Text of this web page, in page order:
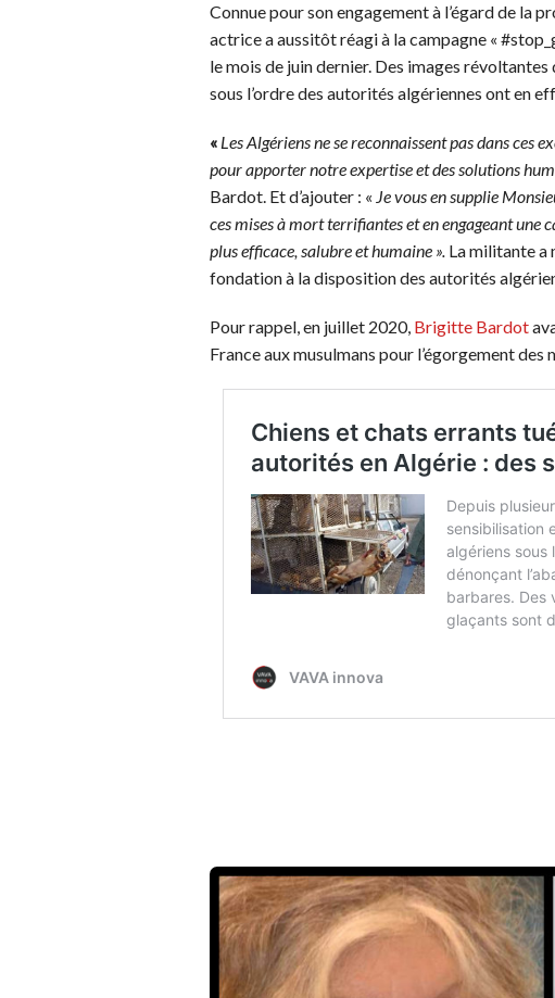
Connue pour son engagement à l’égard de la
actrice a aussitôt réagi à la campagne «
le mois de juin dernier. Des images
sous l’ordre des autorités algériennes ont en
« Les Algériens ne se reconnaissent pas dans ces
pour apporter notre expertise et des solutions
Bardot. Et d’ajouter : « Je vous en supplie
ces mises à mort terrifiantes et en engageant
plus efficace, salubre et humaine ». La militante a
fondation à la disposition des autorités
Pour rappel, en juillet 2020, Brigitte Bardot
France aux musulmans pour l’égorgement des